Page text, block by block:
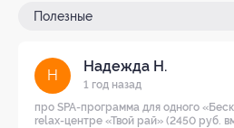
Полезные
Н
Надежда Н.
1 год назад
про SPA-программа для одного
relax-центре «Твой рай» (2450 руб.